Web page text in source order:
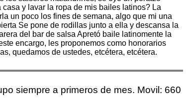
y lavar la ropa de mis bailes latinos? La
un poco los fines de semana, algo que mi una
Se pone de rodillas junto a ella y descansa la
del bar de salsa Apretó baile latinomente la
encargo, les proponemos como honorarios
quedamos de ustedes, etcétera, etcétera.
siempre a primeros de mes. Movil: 660